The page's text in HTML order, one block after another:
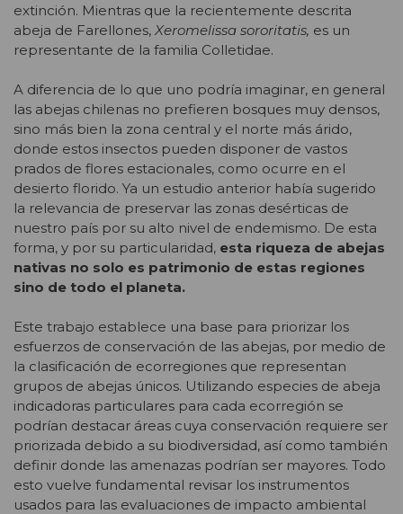
extinción. Mientras que la recientemente descrita
abeja de Farellones, Xeromelissa sororitatis, es un
representante de la familia Colletidae.
A diferencia de lo que uno podría imaginar, en general
las abejas chilenas no prefieren bosques muy densos,
sino más bien la zona central y el norte más árido,
donde estos insectos pueden disponer de vastos
prados de flores estacionales, como ocurre en el
desierto florido. Ya un estudio anterior había sugerido
la relevancia de preservar las zonas desérticas de
nuestro país por su alto nivel de endemismo. De esta
forma, y por su particularidad, esta riqueza de abejas
nativas no solo es patrimonio de estas regiones
sino de todo el planeta.
Este trabajo establece una base para priorizar los
esfuerzos de conservación de las abejas, por medio de
la clasificación de ecorregiones que representan
grupos de abejas únicos. Utilizando especies de abeja
indicadoras particulares para cada ecorregión se
podrían destacar áreas cuya conservación requiere ser
priorizada debido a su biodiversidad, así como también
definir donde las amenazas podrían ser mayores. Todo
esto vuelve fundamental revisar los instrumentos
usados para las evaluaciones de impacto ambiental